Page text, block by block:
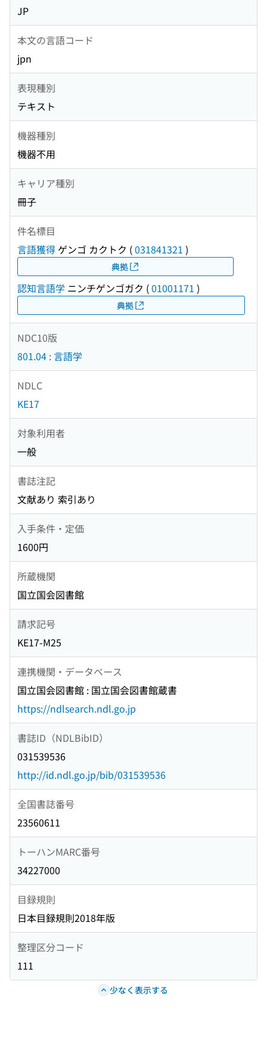
JP
本文の言語コード
jpn
表現種別
テキスト
機器種別
機器不用
キャリア種別
冊子
件名標目
言語獲得 ゲンゴ カクトク (031841321 )
典拠
認知言語学 ニンチゲンゴガク (01001171 )
典拠
NDC10版
801.04 : 言語学
NDLC
KE17
対象利用者
一般
書誌注記
文献あり 索引あり
入手条件・定価
1600円
所蔵機関
国立国会図書館
請求記号
KE17-M25
連携機関・データベース
国立国会図書館 : 国立国会図書館蔵書
https://ndlsearch.ndl.go.jp
書誌ID（NDLBibID）
031539536
http://id.ndl.go.jp/bib/031539536
全国書誌番号
23560611
トーハンMARC番号
34227000
目録規則
日本目録規則2018年版
整理区分コード
111
少なく表示する